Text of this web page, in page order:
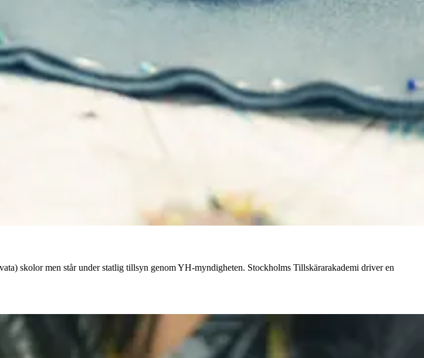
skolor men står under statlig tillsyn genom YH-myndigheten. Stockholms Tillskärarakademi driver en